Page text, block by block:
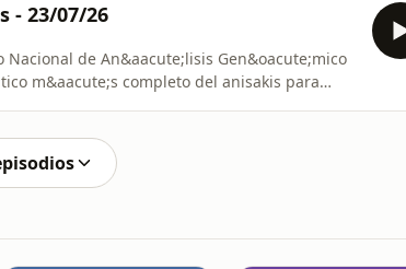
- 23/07/26
de An&aacute;lisis Gen&oacute;mico
m&aacute;s completo del anisakis para